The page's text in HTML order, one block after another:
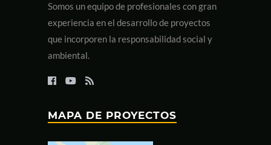
Somos un equipo de profesionales con gran
experiencia en el desarrollo de proyectos
que incorporen la responsabilidad social y
ambiental.
MAPA DE PROYECTOS